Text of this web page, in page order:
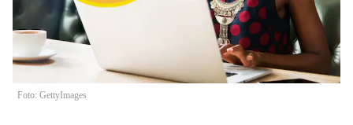
Foto: GettyImages